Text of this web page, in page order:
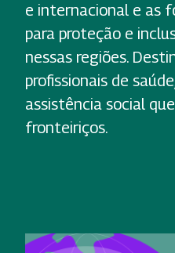
e internacional e as
para proteção e
nessas regiões.
profissionais de
assistência social
fronteiriços.